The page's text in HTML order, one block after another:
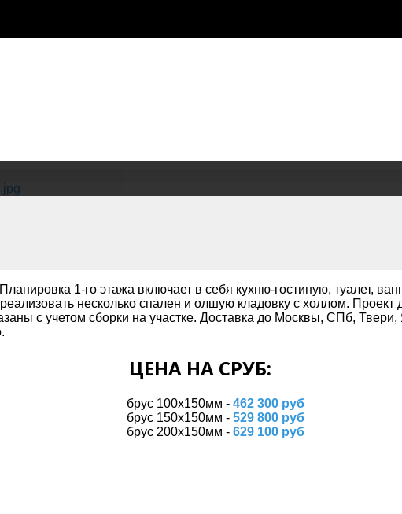
1-го этажа включает в себя кухню-гостиную, туалет,
несколько спален и олшую кладовку с холлом. Проект
с учетом сборки на участке. Доставка до Москвы, СПб,
ЦЕНА НА СРУБ:
брус 100х150мм - 462 300 руб
брус 150х150мм - 529 800 руб
брус 200х150мм - 629 100 руб